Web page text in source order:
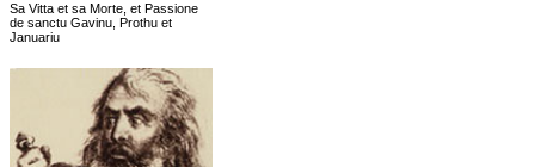
Sa Vitta et sa Morte, et Passione
de sanctu Gavinu, Prothu et
Januariu